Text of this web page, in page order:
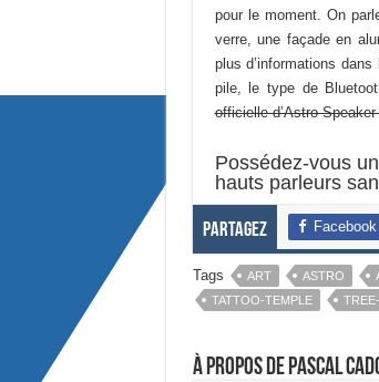
pour le moment. On
verre, une façade en
plus d’informations
pile, le type de
officielle d’Astro
Possédez-vous
hauts parleurs
Partagez Facebook
Tags ART ASTRO
TATTOO-TEMPLE
À propos de Pascal